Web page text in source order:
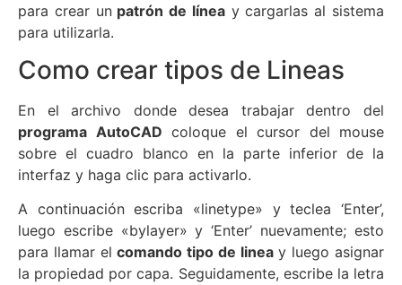
para crear unpatrón de líneay cargarlas al sistema
para utilizarla.
Como crear tipos de Lineas
En el archivo donde desea trabajar dentro del
programa AutoCAD coloque el cursor del mouse
sobre el cuadro blanco en la parte inferior de la
interfaz y haga clic para activarlo.
A continuación escriba «linetype» y teclea ‘Enter’,
luego escribe «bylayer» y ‘Enter’ nuevamente; esto
para llamar elcomando tipo de lineay luego asignar
la propiedad por capa. Seguidamente, escribe la letra